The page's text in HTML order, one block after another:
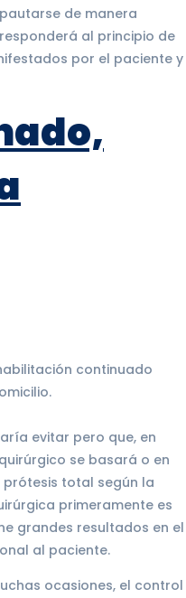
de manera
al principio de
por el paciente y
continuado
evitar pero que, en
se basará o en
total según la
primeramente es
grandes resultados en el
al paciente.
ocasiones, el control